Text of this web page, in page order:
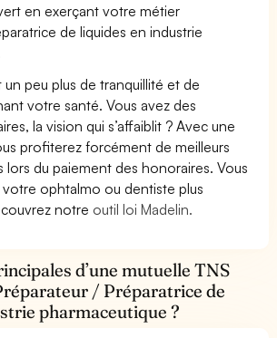
en exerçant votre métier
de liquides en industrie
peu plus de tranquillité et de
votre santé. Vous avez des
la vision qui s’affaiblit ? Avec une
profiterez forcément de meilleurs
lors du paiement des honoraires. Vous
ophtalmo ou dentiste plus
notre outil loi Madelin.
d’une mutuelle TNS
/ Préparatrice de
pharmaceutique ?